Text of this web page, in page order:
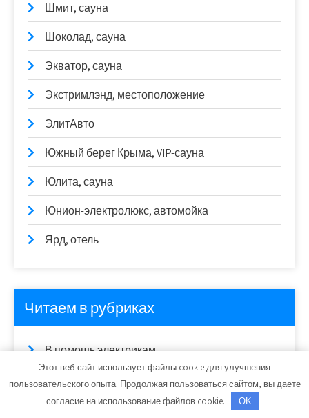
Шмит, сауна
Шоколад, сауна
Экватор, сауна
Экстримлэнд, местоположение
ЭлитАвто
Южный берег Крыма, VIP-сауна
Юлита, сауна
Юнион-электролюкс, автомойка
Ярд, отель
Читаем в рубриках
В помощь электрикам
Дизайнерство
Новинки устройств
Этот веб-сайт использует файлы cookie для улучшения
пользовательского опыта. Продолжая пользоваться сайтом, вы даете
согласие на использование файлов cookie.
OK